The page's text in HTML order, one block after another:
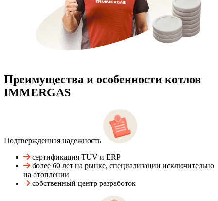
Преимущества и особенности котлов
IMMERGAS
Подтвержденная надежность
сертификация TUV и ERP
более 60 лет на рынке, специализации исключительно
на отоплении
собственный центр разработок